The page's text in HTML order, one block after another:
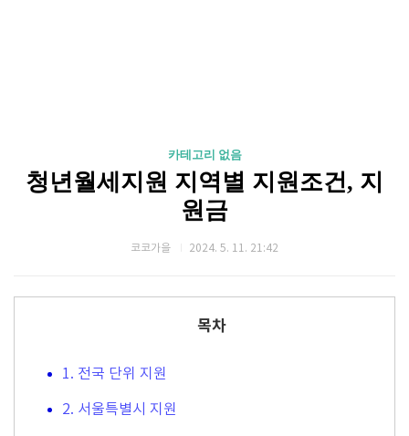
카테고리 없음
청년월세지원 지역별 지원조건, 지
원금
코코가을 2024. 5. 11. 21:42
목차
1. 전국 단위 지원
2. 서울특별시 지원